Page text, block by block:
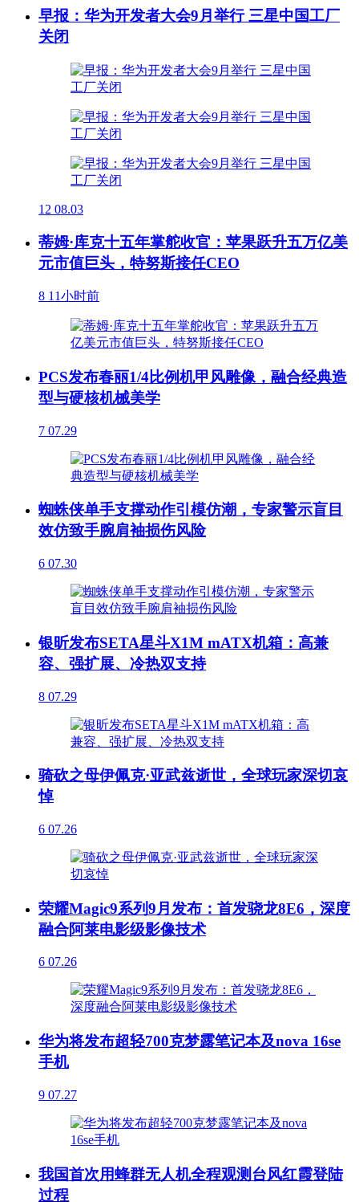
早报：华为开发者大会9月举行 三星中国工厂
关闭
12 08.03
蒂姆·库克十五年掌舵收官：苹果跃升五万亿美
元市值巨头，特努斯接任CEO
8 11小时前
PCS发布春丽1/4比例机甲风雕像，融合经典造
型与硬核机械美学
7 07.29
蜘蛛侠单手支撑动作引模仿潮，专家警示盲目
效仿致手腕肩袖损伤风险
6 07.30
银昕发布SETA星斗X1M mATX机箱：高兼
容、强扩展、冷热双支持
8 07.29
骑砍之母伊佩克·亚武兹逝世，全球玩家深切哀
悼
6 07.26
荣耀Magic9系列9月发布：首发骁龙8E6，深度
融合阿莱电影级影像技术
6 07.26
华为将发布超轻700克梦露笔记本及nova 16se
手机
9 07.27
我国首次用蜂群无人机全程观测台风红霞登陆
过程